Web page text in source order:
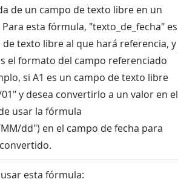
de un campo de texto libre en un
esta fórmula, "texto_de_fecha" es
texto libre al que hará referencia, y
el formato del campo referenciado
si A1 es un campo de texto libre
y desea convertirlo a un valor en el
usar la fórmula
MM/dd") en el campo de fecha para
esta fórmula: